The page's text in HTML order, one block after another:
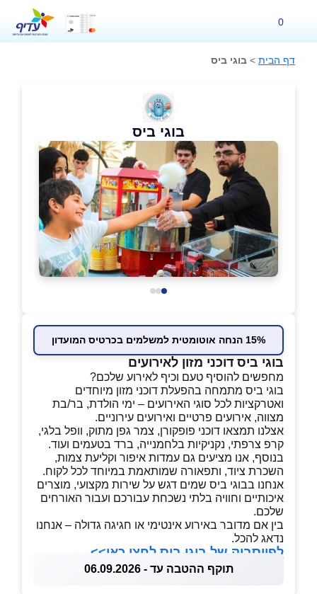
0
דף הבית > בוגי ביס
בוגי ביס
15% הנחה אוטומטית למשלמים בכרטיס המועדון
בוגי ביס דוכני מזון לאירועים
מחפשים להוסיף טעם וכיף לאירוע שלכם?
בוגי ביס מתמחה בהפעלת דוכני מזון מיוחדים
ואטרקציות לכל סוגי האירועים – ימי הולדת, בר/בת
מצווה, אירועים פרטיים ואירועים עירוניים.
אצלנו תמצאו דוכני פופקורן, צמר גפן מתוק, וופל בלגי,
קרפ צרפתי, נקניקיות בלחמנייה, ברד בטעמים ועוד.
בנוסף, אנו מציעים גם עמדות איפור וקליעת צמות,
השכרת ציוד, ותפאורה שמותאמת במיוחד לכל לקוח.
אנחנו בבוגי ביס שמים דגש על שירות מקצועי, מוצרים
איכותיים וחוויה בלתי נשכחת עבורכם ועבור האורחים
שלכם.
בין אם מדובר באירוע אינטימי או חגיגה גדולה – אנחנו
נדאג להכל.
לפייסבוק של בוגי ביס לחצו כאן>>
תוקף ההטבה עד - 06.09.2026